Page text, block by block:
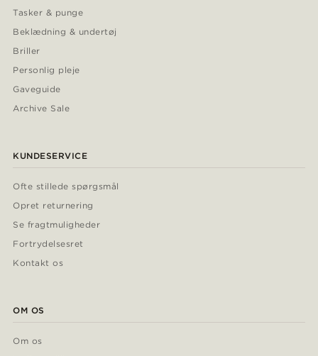
Tasker & punge
Beklædning & undertøj
Briller
Personlig pleje
Gaveguide
Archive Sale
KUNDESERVICE
Ofte stillede spørgsmål
Opret returnering
Se fragtmuligheder
Fortrydelsesret
Kontakt os
OM OS
Om os